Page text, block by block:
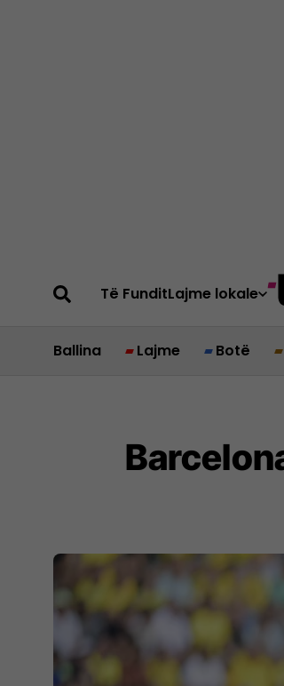
Të FunditLajme lokale
Ballina Lajme Botë